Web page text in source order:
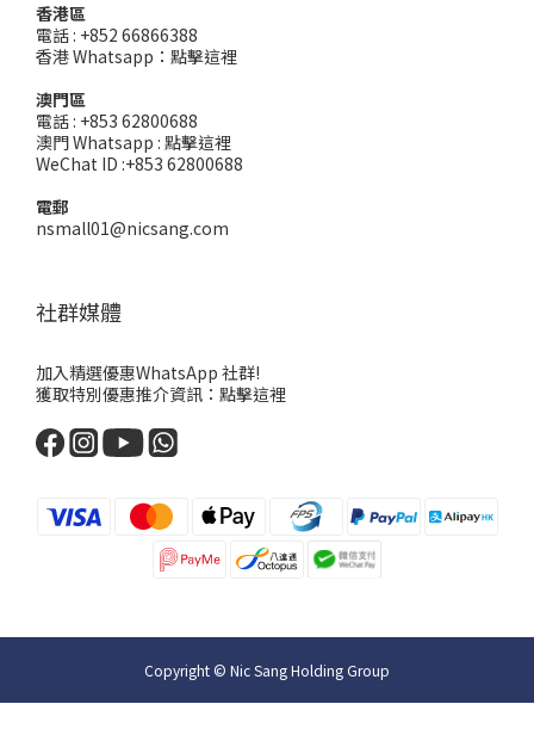
香港區
電話 : +852 66866388
香港 Whatsapp： 點擊這裡
澳門區
電話 : +853 62800688
澳門 Whatsapp : 點擊這裡
WeChat ID :+853 62800688
電郵
nsmall01@nicsang.com
社群媒體
加入精選優惠WhatsApp 社群!
獲取特別優惠推介資訊： 點擊這裡
Copyright © Nic Sang Holding Group